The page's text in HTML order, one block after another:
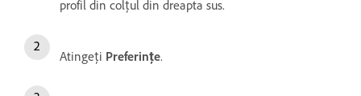
profil din colțul din dreapta sus.
Atingeți Preferințe.